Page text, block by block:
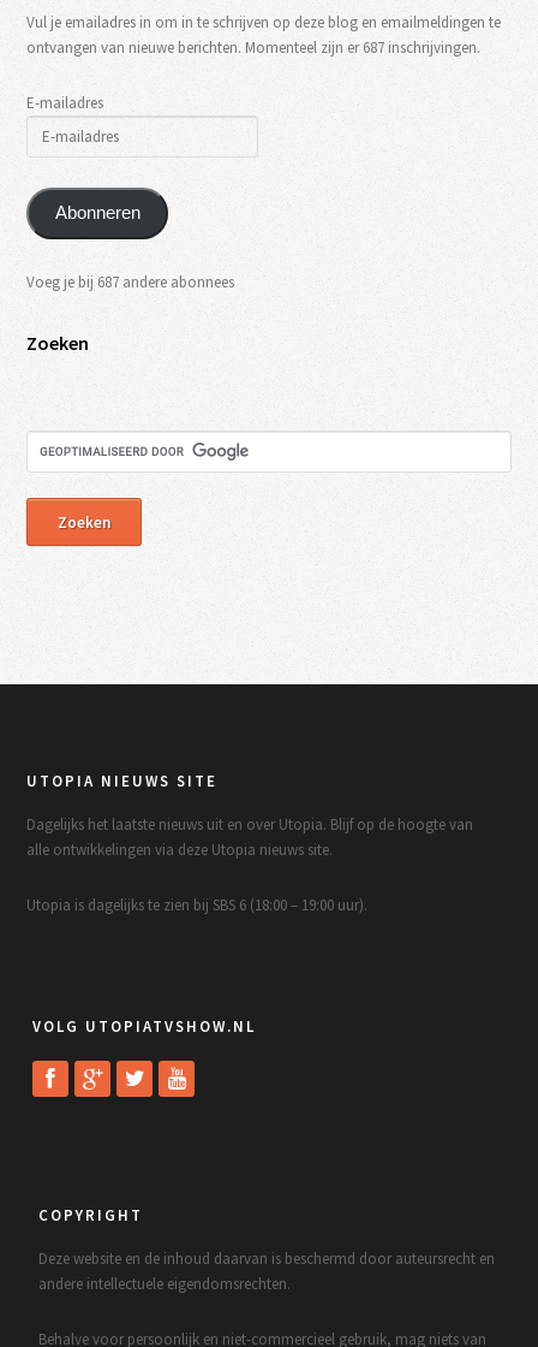
Vul je emailadres in om in te schrijven op deze blog en emailmeldingen te
ontvangen van nieuwe berichten. Momenteel zijn er 687 inschrijvingen.
E-mailadres
Abonneren
Voeg je bij 687 andere abonnees
Zoeken
UTOPIA NIEUWS SITE
Dagelijks het laatste nieuws uit en over Utopia. Blijf op de hoogte van
alle ontwikkelingen via deze Utopia nieuws site.
Utopia is dagelijks te zien bij SBS 6 (18:00 – 19:00 uur).
VOLG UTOPIATVSHOW.NL
COPYRIGHT
Deze website en de inhoud daarvan is beschermd door auteursrecht en
andere intellectuele eigendomsrechten.
Behalve voor persoonlijk en niet-commercieel gebruik, mag niets van